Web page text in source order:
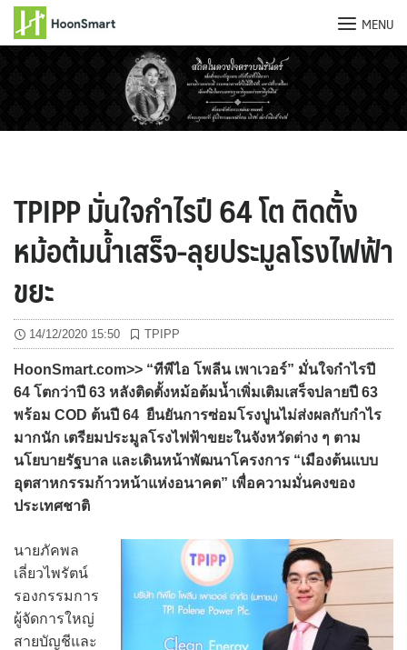
MENU
TPIPP มั่นใจกำไรปี 64 โต ติดตั้ง
หม้อต้มน้ำเสร็จ-ลุยประมูลโรงไฟฟ้า
ขยะ
14/12/2020 15:50 TPIPP
HoonSmart.com>> “ทีพีไอ โพลีน เพาเวอร์” มั่นใจกำไรปี
64 โตกว่าปี 63 หลังติดตั้งหม้อต้มน้ำเพิ่มเติมเสร็จปลายปี 63
พร้อม COD ต้นปี 64 ยืนยันการซ่อมโรงปูนไม่ส่งผลกับกำไร
มากนัก เตรียมประมูลโรงไฟฟ้าขยะในจังหวัดต่าง ๆ ตาม
นโยบายรัฐบาล และเดินหน้าพัฒนาโครงการ “เมืองต้นแบบ
อุตสาหกรรมก้าวหน้าแห่งอนาคต” เพื่อความมั่นคงของ
ประเทศชาติ
นายภัคพล
เลี่ยวไพรัตน์
รองกรรมการ
ผู้จัดการใหญ่
สายบัญชีและ